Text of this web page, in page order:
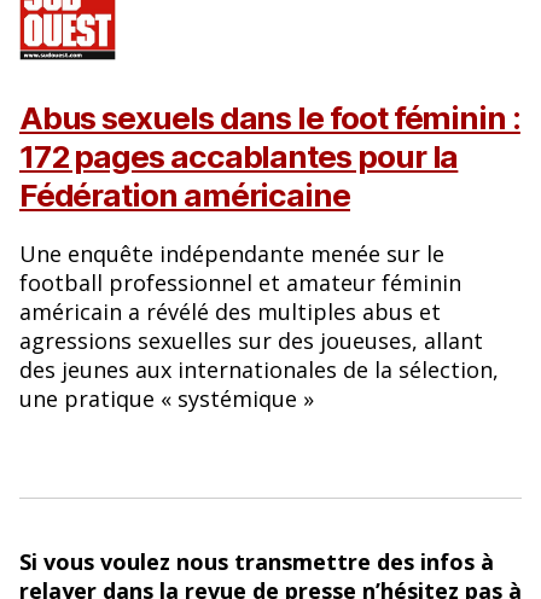
Abus sexuels dans le foot féminin :
172 pages accablantes pour la
Fédération américaine
Une enquête indépendante menée sur le
football professionnel et amateur féminin
américain a révélé des multiples abus et
agressions sexuelles sur des joueuses, allant
des jeunes aux internationales de la sélection,
une pratique « systémique »
Si vous voulez nous transmettre des infos à
relayer dans la revue de presse n’hésitez pas à